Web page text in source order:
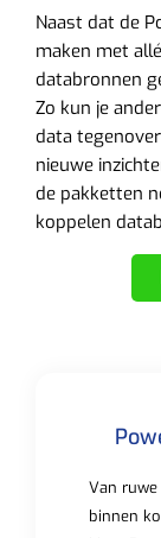
Naast dat de
maken met
databronnen
Zo kun je
data
nieuwe
de pakketten
koppelen
Van
binnen